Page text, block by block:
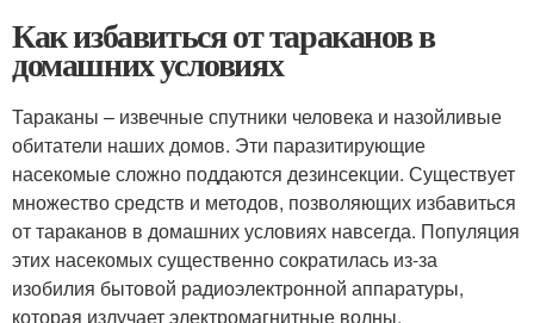
Как избавиться от тараканов в
домашних условиях
Тараканы – извечные спутники человека и назойливые
обитатели наших домов. Эти паразитирующие
насекомые сложно поддаются дезинсекции. Существует
множество средств и методов, позволяющих избавиться
от тараканов в домашних условиях навсегда. Популяция
этих насекомых существенно сократилась из-за
изобилия бытовой радиоэлектронной аппаратуры,
которая излучает электромагнитные волны,